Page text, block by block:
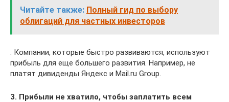
Читайте также: Полный гид по выбору
облигаций для частных инвесторов
. Компании, которые быстро развиваются, используют
прибыль для еще большего развития. Например, не
платят дивиденды Яндекс и Mail.ru Group.
3. Прибыли не хватило, чтобы заплатить всем